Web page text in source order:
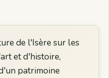
de l'Isère sur les
et d'histoire,
patrimoine